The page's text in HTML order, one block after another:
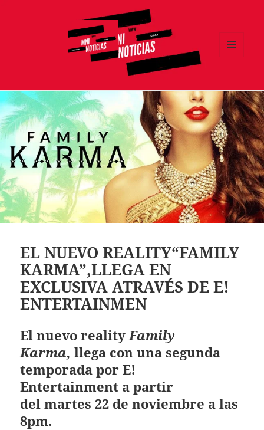
EL NUEVO REALITY“FAMILY
KARMA”,LLEGA EN
EXCLUSIVA ATRAVÉS DE E!
ENTERTAINMEN
El nuevo realityFamily
Karma, llega con una segunda
temporada porE!
Entertainment a partir
delmartes 22 de noviembre a las
8pm.